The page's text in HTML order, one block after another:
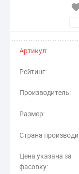
Артикул:
Рейтинг:
Производитель:
Размер:
Страна
Цена указана за
фасовку: